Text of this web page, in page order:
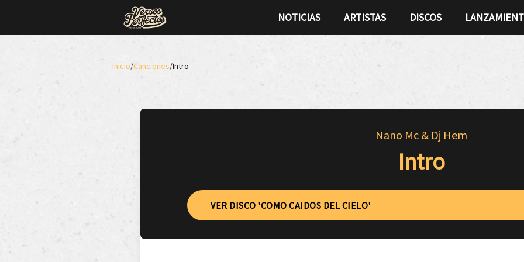
NOTICIAS ARTISTAS DISCOS
Inicio/Canciones/Intro
Nano Mc & Dj Hem
Intro
VER DISCO 'COMO CAIDOS DEL CIELO'